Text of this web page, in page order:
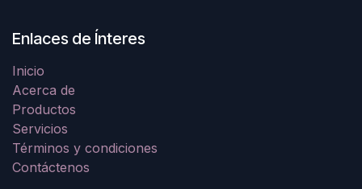
Enlaces de Ínteres
Inicio
Acerca de
Productos
Servicios
Términos y condiciones
Contáctenos